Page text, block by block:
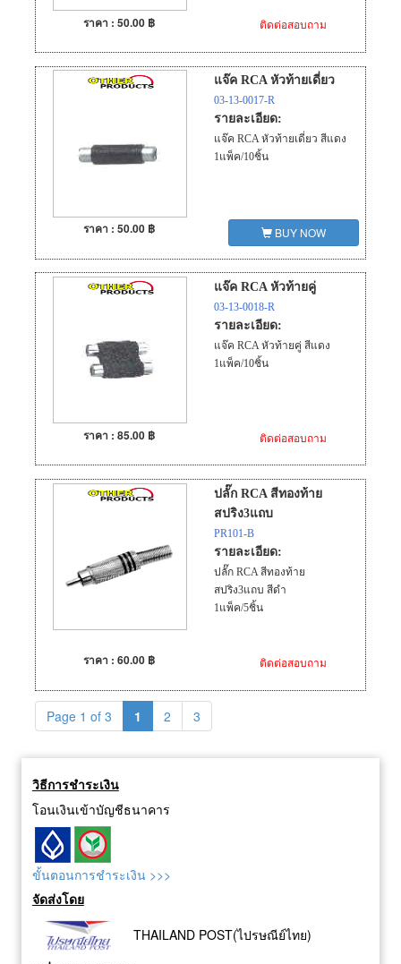
ราคา : 50.00 ฿ ติดต่อสอบถาม
แจ๊ค RCA หัวท้ายเดี่ยว
03-13-0017-R
รายละเอียด:
แจ๊ค RCA หัวท้ายเดี่ยว สีแดง
1แพ็ค/10ชิ้น
ราคา : 50.00 ฿ BUY NOW
แจ๊ค RCA หัวท้ายคู่
03-13-0018-R
รายละเอียด:
แจ๊ค RCA หัวท้ายคู่ สีแดง
1แพ็ค/10ชิ้น
ราคา : 85.00 ฿ ติดต่อสอบถาม
ปลั๊ก RCA สีทองท้าย
สปริง3แถบ
PR101-B
รายละเอียด:
ปลั๊ก RCA สีทองท้าย
สปริง3แถบ สีดำ
1แพ็ค/5ชิ้น
ราคา : 60.00 ฿ ติดต่อสอบถาม
Page 1 of 3 1 2 3
วิธีการชำระเงิน
โอนเงินเข้าบัญชีธนาคาร
ขั้นตอนการชำระเงิน >>>
จัดส่งโดย
THAILAND POST(ไปรษณีย์ไทย)